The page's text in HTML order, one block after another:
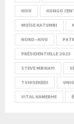
KIVU KONGO
MOÏSE KATUMBI
NORD-KIVU
PRÉSIDENTIELLE 2023
STEVE MBIKAYI
TSHISEKEDI
VITAL KAMERHE